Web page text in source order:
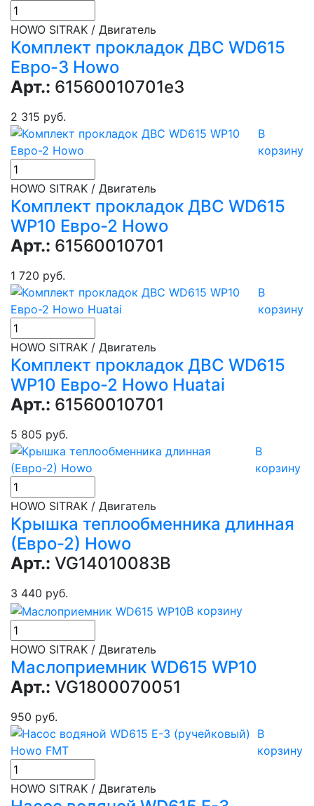
HOWO SITRAK / Двигатель
Комплект прокладок ДВС WD615
Евро-3 Howo
Арт.: 61560010701e3
2 315 руб.
В
корзину
HOWO SITRAK / Двигатель
Комплект прокладок ДВС WD615
WP10 Евро-2 Howo
Арт.: 61560010701
1 720 руб.
В
корзину
HOWO SITRAK / Двигатель
Комплект прокладок ДВС WD615
WP10 Евро-2 Howo Huatai
Арт.: 61560010701
5 805 руб.
В
корзину
HOWO SITRAK / Двигатель
Крышка теплообменника длинная
(Евро-2) Howo
Арт.: VG14010083B
3 440 руб.
В корзину
HOWO SITRAK / Двигатель
Маслоприемник WD615 WP10
Арт.: VG1800070051
950 руб.
В
корзину
HOWO SITRAK / Двигатель